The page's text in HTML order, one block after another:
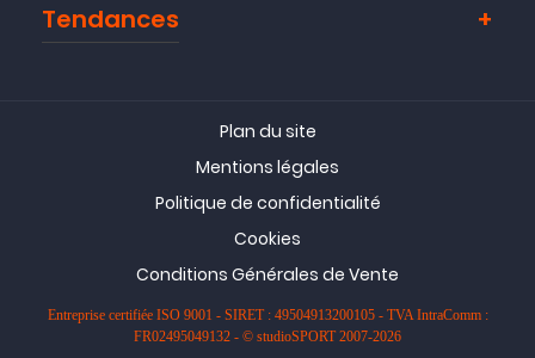
Tendances
Plan du site
Mentions légales
Politique de confidentialité
Cookies
Conditions Générales de Vente
Entreprise certifiée ISO 9001 - SIRET : 49504913200105 - TVA IntraComm :
FR02495049132 - © studioSPORT 2007-2026